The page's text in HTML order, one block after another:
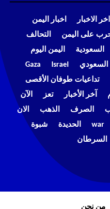
اخر الاخبار
اخبار اليمن
على اليمن
التحالف
السعودية
اليمن اليوم
السعودي Israel
Gaza
تداعيات طوفان الأقصى
آخر الأخبار تعز
الآن
الصرف الذهب
الان
war الحديدة
شبوة
السرطان
من نحن